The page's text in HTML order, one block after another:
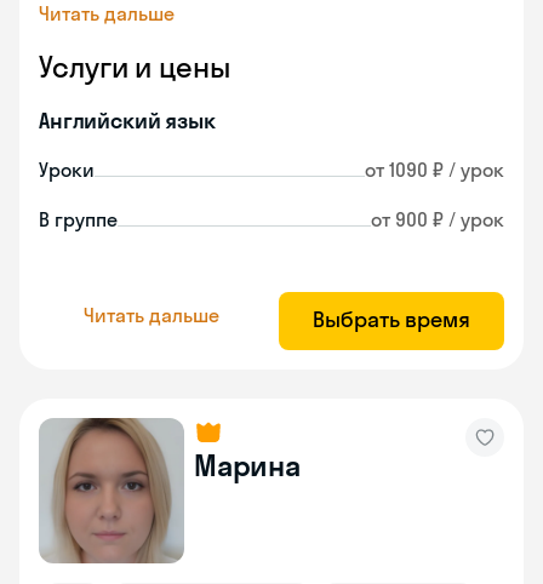
Читать дальше
Услуги и цены
Английский язык
Уроки от 1090 ₽ / урок
В группе от 900 ₽ / урок
Читать дальше Выбрать время
Марина